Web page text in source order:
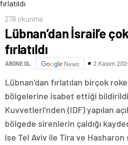
278 okunma
Lübnan’dan İsrail’e
fırlatıldı
ABONE OL News 2 Kasım
Lübnan’dan fırlatılan birçok
bölgelerine isabet ettiği
Kuvvetleri’nden (IDF) yapılan
bölgede sirenlerin çaldığı
ise Tel Aviv ile Tira ve